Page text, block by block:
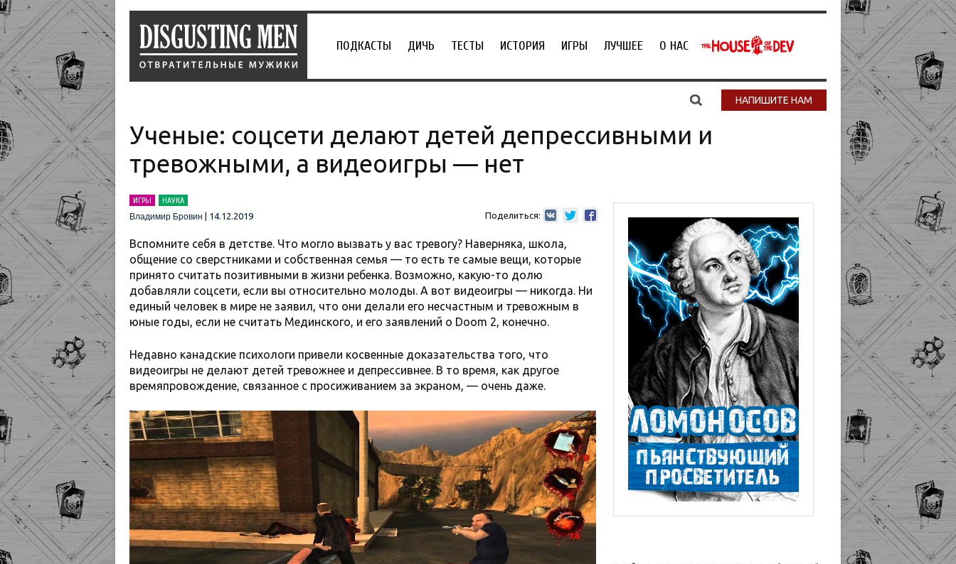
ПОДКАСТЫ ДИЧЬ ТЕСТЫ ИСТОРИЯ ИГРЫ ЛУЧШЕЕ О НАС
НАПИШИТЕ НАМ
Ученые: соцсети делают детей депрессивными и
тревожными, а видеоигры — нет
ИГРЫ
НАУКА
Владимир Бровин
14.12.2019 Поделиться:
Вспомните себя в детстве. Что могло вызвать у вас тревогу? Наверняка, школа,
общение со сверстниками и собственная семья — то есть те самые вещи, которые
принято считать позитивными в жизни ребенка. Возможно, какую-то долю
добавляли соцсети, если вы относительно молоды. А вот видеоигры — никогда. Ни
единый человек в мире не заявил, что они делали его несчастным и тревожным в
юные годы, если не считать Мединского, и его заявлений о Doom 2, конечно.
Недавно канадские психологи привели косвенные доказательства того, что
видеоигры не делают детей тревожнее и депрессивнее. В то время, как другое
времяпровождение, связанное с просиживанием за экраном, — очень даже.